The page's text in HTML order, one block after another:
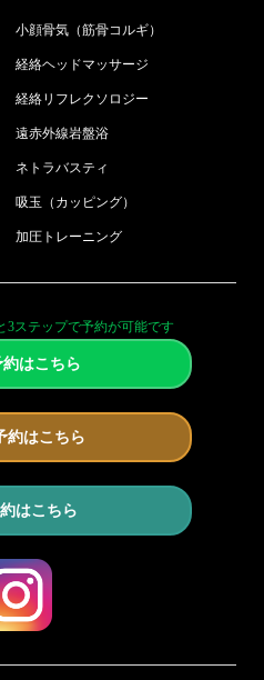
小顔骨気（筋骨コルギ）
経絡ヘッドマッサージ
経絡リフレクソロジー
遠赤外線岩盤浴
ネトラバスティ
吸玉（カッピング）
加圧トレーニング
ステップで予約が可能です
はこちら
約はこちら
はこちら